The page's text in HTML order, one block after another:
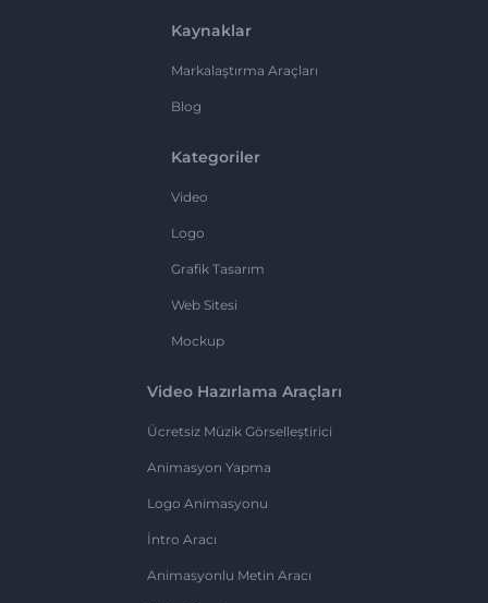
Kaynaklar
Markalaştırma Araçları
Blog
Kategoriler
Video
Logo
Grafik Tasarım
Web Sitesi
Mockup
Video Hazırlama Araçları
Ücretsiz Müzik Görselleştirici
Animasyon Yapma
Logo Animasyonu
İntro Aracı
Animasyonlu Metin Aracı